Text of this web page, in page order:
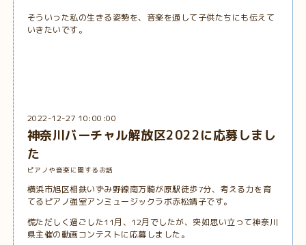
そういった私の生きる姿勢を、音楽を通して子供たちにも伝えて
いきたいです。
2022-12-27 10:00:00
神奈川バーチャル解放区2022に応募しまし
た
ピアノや音楽に関するお話
横浜市旭区相鉄いずみ野線南万騎が原駅徒歩7分、考える力を育
てるピアノ強室アンミュージックラボ赤松靖子です。
慌ただしく過ごした11月、12月でしたが、突如思い立って神奈川
県主催の動画コンテストに応募しました。